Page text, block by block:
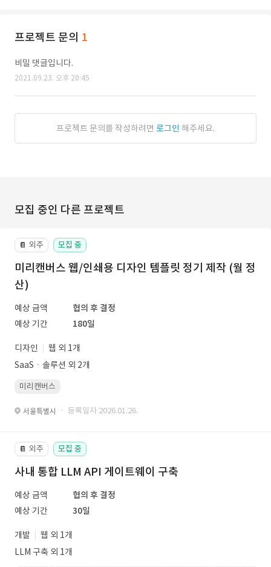
프로젝트 문의 1
비밀 댓글입니다.
2021.09.23. 오후 20:45
프로젝트 문의를 작성하려면 로그인 해주세요.
모집 중인 다른 프로젝트
📔 외주 모집 중
미리캔버스 웹/인쇄용 디자인 템플릿 정기 제작 (월 정
산)
예상 금액
협의 후 결정
예상 기간
180일
디자인
웹 외 1개
SaaSㆍ솔루션 외 2개
미리캔버스
서울특별시 · 등록일자 2026.01.26.
📔 외주 모집 중
사내 통합 LLM API 게이트웨이 구축
예상 금액
협의 후 결정
예상 기간
30일
개발
웹 외 1개
LLM 구축 외 1개